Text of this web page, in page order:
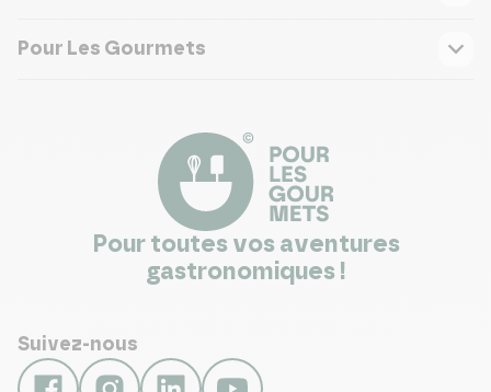
Pour Les Gourmets
Pour toutes vos aventures
gastronomiques !
Suivez-nous